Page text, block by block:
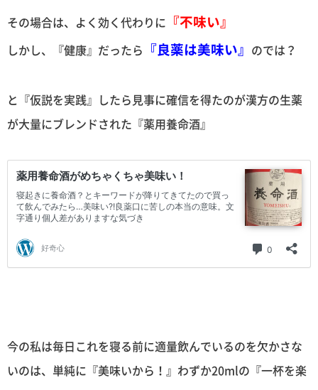
その場合は、よく効く代わりに 『不味い』
しかし、『健康』だったら 『良薬は美味い』 のでは？
と『仮説を実践』したら見事に確信を得たのが漢方の生薬
が大量にブレンドされた『薬用養命酒』
今の私は毎日これを寝る前に適量飲んでいるのを欠かさな
いのは、単純に『美味いから！』わずか20mlの『一杯を楽